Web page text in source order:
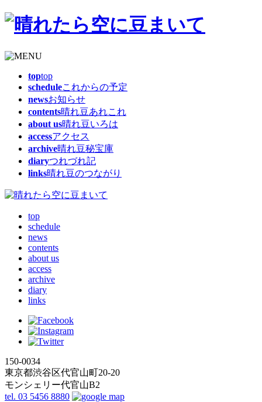
toptop
scheduleこれからの予定
newsお知らせ
contents晴れ豆あれこれ
about us晴れ豆いろは
accessアクセス
archive晴れ豆秘宝庫
diaryつれづれ記
links晴れ豆のつながり
top
schedule
news
contents
about us
access
archive
diary
links
150-0034
東京都渋谷区代官山町20-20
モンシェリー代官山B2
tel. 03 5456 8880